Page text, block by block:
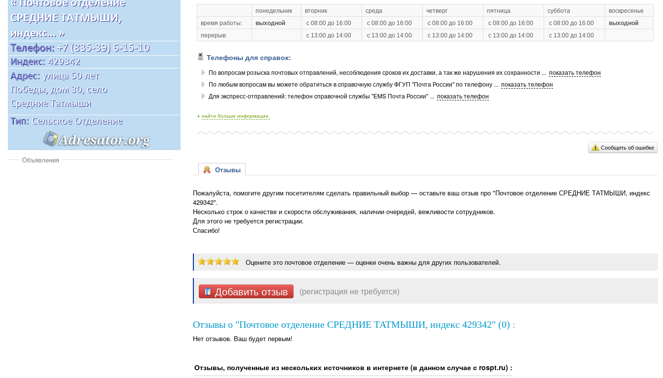
Объявления
понедельник вторник среда четверг пятница суббота
воскресенье
время работы:
выходной с 08:00 до 16:00 с 08:00 до 16:00 с 08:00 до 16:00 с 08:00 до 16:00 с 08:00 до 16:00
выходной
перерыв:
с 13:00 до 14:00 с 13:00 до 14:00 с 13:00 до 14:00 с 13:00 до 14:00 с 13:00 до 14:00
Телефоны для справок:
По вопросам розыска почтовых отправлений, несоблюдения сроков их доставки, а так же нарушения их сохранности ... показать телефон
По любым вопросам вы можете обратиться в cправочную службу ФГУП "Почта России" по телефону ... показать телефон
Для экспресс-отправлений: телефон cправочной службы "EMS Почта России" ... показать телефон
+ найти больше информации.
Сообщить об ошибке
Отзывы
Пожалуйста, помогите другим посетителям сделать правильный выбор — оставьте ваш отзыв про "Почтовое отделение СРЕДНИЕ ТАТМЫШИ, индекс
429342".
Несколько строк о качестве и скорости обслуживания, наличии очередей, вежливости сотрудников.
Для этого не требуется регистрации.
Спасибо!
Оцените это почтовое отделение — оценки очень важны для других пользователей.
Добавить отзыв (регистрация не требуется)
Отзывы о "Почтовое отделение СРЕДНИЕ ТАТМЫШИ, индекс 429342" (0) :
Нет отзывов. Ваш будет первым!
Отзывы, полученные из нескольких источников в интернете (в данном случае с rospt.ru) :